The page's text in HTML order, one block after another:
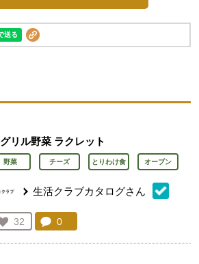
グリル野菜 ラクレット
野菜 チーズ とりわけ食 オーブン
生活クラブカタログさん
お気に入り登録：
32
人が登録
コメント：
0